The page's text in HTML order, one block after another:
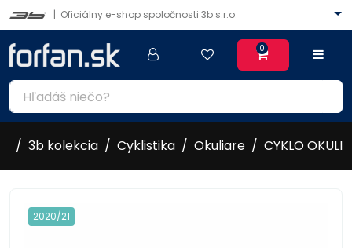
| Oficiálny e-shop spoločnosti 3b s.r.o.
0
3b kolekcia Cyklistika Okuliare CYKLO
2020/21